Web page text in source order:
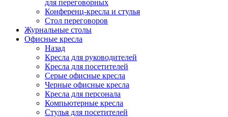
для переговорных
Конференц-кресла и стулья
Стол переговоров
Журнальные столы
Офисные кресла
Назад
Кресла для руководителей
Кресла для посетителей
Серые офисные кресла
Черные офисные кресла
Кресла для персонала
Компьютерные кресла
Стулья для посетителей